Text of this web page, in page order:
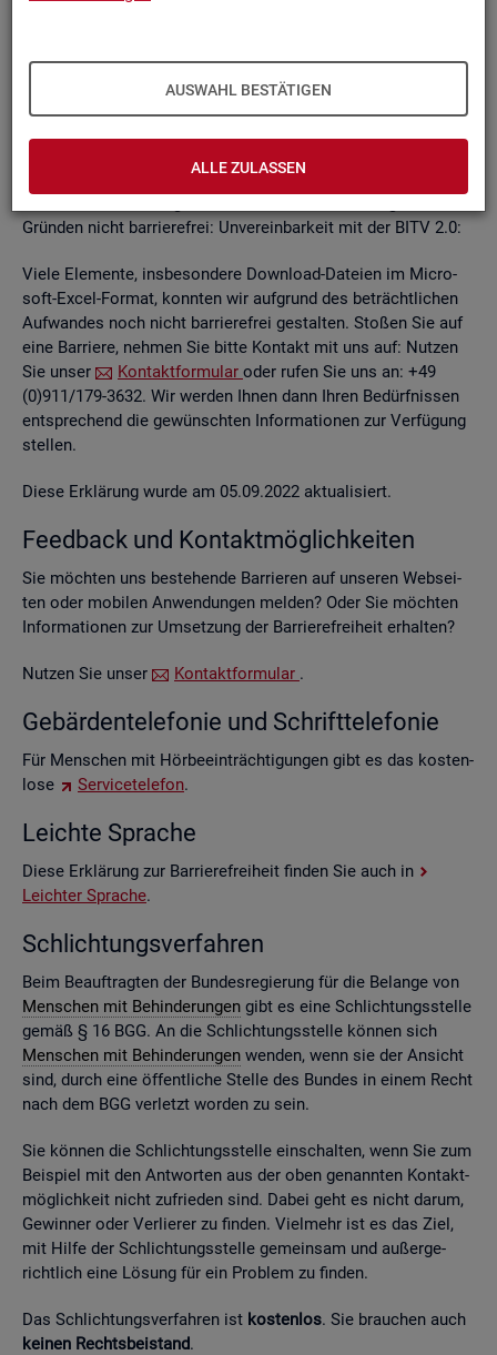
AUSWAHL BESTÄTIGEN
ALLE ZULASSEN
kon­ti­nu­ier­lich durch­ge­führt wer­den.
Die Web­sei­ten sind mit den ge­nann­ten An­for­de­run­gen teil­
Grün­den nicht bar­rie­re­frei: Un­ver­ein­bar­keit mit der BITV 2.0:
Viele Ele­men­te, ins­be­son­de­re Down­load-Da­tei­en im Mi­cro­
soft-Excel-For­mat, konn­ten wir auf­grund des be­trächt­li­chen
Auf­wan­des noch nicht bar­rie­re­frei ge­stal­ten. Sto­ßen Sie auf
eine Bar­rie­re, neh­men Sie bitte Kon­takt mit uns auf: Nut­zen
Sie unser
Kon­takt­for­mu­lar oder rufen Sie uns an: +49
(0)911/179-3632. Wir wer­den Ihnen dann Ihren Be­dürf­nis­sen
ent­spre­chend die ge­wünsch­ten In­for­ma­tio­nen zur Ver­fü­gung
stel­len.
Diese Er­klä­rung wurde am 05.09.2022 ak­tua­li­siert.
Feed­back und Kon­takt­mög­lich­kei­ten
Sie möch­ten uns be­stehen­de Bar­rie­ren auf un­se­ren Web­sei­
ten oder mo­bi­len An­wen­dun­gen mel­den? Oder Sie möch­ten
In­for­ma­tio­nen zur Um­set­zung der Bar­rie­re­frei­heit er­hal­ten?
Nut­zen Sie unser Kon­takt­for­mu­lar .
Ge­bär­den­te­le­fo­nie und Schrift­te­le­fo­nie
Für Men­schen mit Hör­be­ein­träch­ti­gun­gen gibt es das kos­ten­
lo­se
Ser­vice­te­le­fon.
Leich­te Spra­che
Diese Er­klä­rung zur Bar­rie­re­frei­heit fin­den Sie auch in
Leich­ter Spra­che.
Schlich­tungs­ver­fah­ren
Beim Be­auf­trag­ten der Bun­des­re­gie­rung für die Be­lan­ge von
Men­schen mit Be­hin­de­run­gen gibt es eine Schlich­tungs­stel­le
gemäß § 16 BGG. An die Schlich­tungs­stel­le kön­nen sich
Men­schen mit Be­hin­de­run­gen wen­den, wenn sie der An­sicht
sind, durch eine öf­fent­li­che Stel­le des Bun­des in einem Recht
nach dem BGG ver­letzt wor­den zu sein.
Sie kön­nen die Schlich­tungs­stel­le ein­schal­ten, wenn Sie zum
Bei­spiel mit den Ant­wor­ten aus der oben ge­nann­ten Kon­takt­
mög­lich­keit nicht zu­frie­den sind. Dabei geht es nicht darum,
Ge­win­ner oder Ver­lie­rer zu fin­den. Viel­mehr ist es das Ziel,
mit Hilfe der Schlich­tungs­stel­le ge­mein­sam und au­ßer­ge­
richt­lich eine Lö­sung für ein Pro­blem zu fin­den.
Das Schlich­tungs­ver­fah­ren ist kos­ten­los. Sie brau­chen auch
kei­nen Rechts­bei­stand.